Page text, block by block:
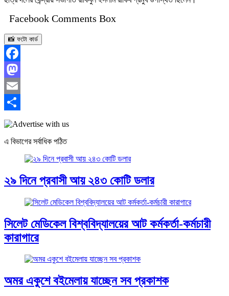
Facebook Comments Box
📸 ফটো কার্ড
Facebook
Mastodon
Email
Share
এ বিভাগের সর্বাধিক পঠিত
২৯ দিনে প্রবাসী আয় ২৪৩ কোটি ডলার
সিলেট মেডিকেল বিশ্ববিদ্যালয়ের আট কর্মকর্তা-কর্মচারী
কারাগারে
অমর একুশে বইমেলায় যাচ্ছেন সব প্রকাশক